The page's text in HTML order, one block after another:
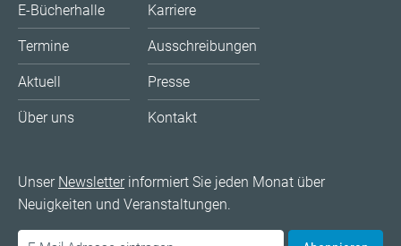
E-Bücherhalle
Termine
Aktuell
Über uns
Karriere
Ausschreibungen
Presse
Kontakt
Unser Newsletterinformiert Sie jeden Monat über
Neuigkeiten und Veranstaltungen.